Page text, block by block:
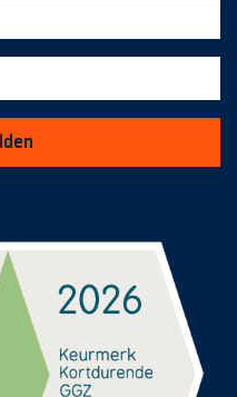
MediaKrant